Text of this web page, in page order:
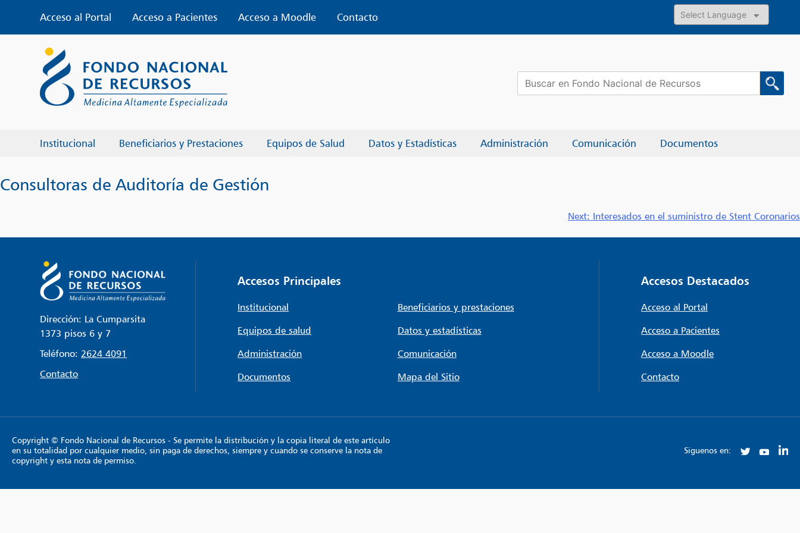
content
Acceso al Portal Acceso a Pacientes Acceso a Moodle
Contacto
Powered by
Institucional Beneficiarios y Prestaciones Equipos de Salud Datos y Estadísticas Administración Comunicación Documentos
Buscar:
Consultoras de Auditoría de Gestión
de
entradas
Next: Interesados en el suministro de Stent Coronarios
Dirección: La Cumparsita
1373 pisos 6 y 7
Teléfono: 2624 4091
Contacto
Accesos Principales
Institucional
Beneficiarios y prestaciones
Equipos de salud
Datos y estadísticas
Administración
Comunicación
Documentos
Mapa del Sitio
Accesos Destacados
Acceso al Portal
Acceso a Pacientes
Acceso a Moodle
Contacto
Copyright © Fondo Nacional de Recursos - Se permite la distribución y la copia literal de este artículo
en su totalidad por cualquier medio, sin paga de derechos, siempre y cuando se conserve la nota de
copyright y esta nota de permiso.
Siguenos en: